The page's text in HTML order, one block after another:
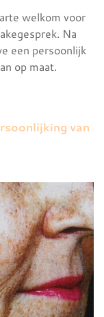
welkom voor
Na
een persoonlijk
op maat.
van